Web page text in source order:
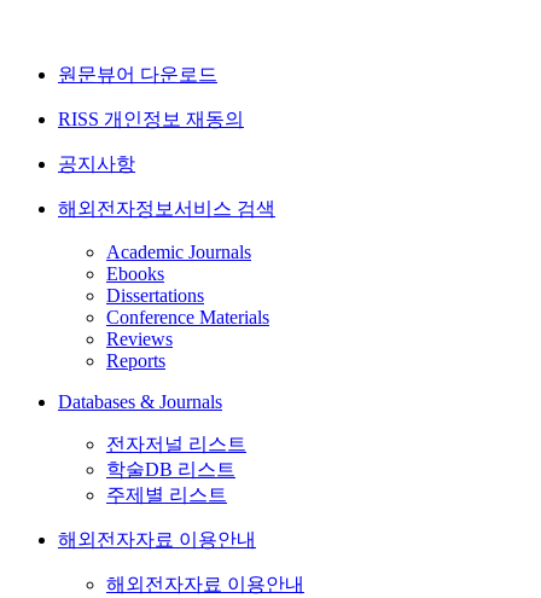
원문뷰어 다운로드
RISS 개인정보 재동의
공지사항
해외전자정보서비스 검색
Academic Journals
Ebooks
Dissertations
Conference Materials
Reviews
Reports
Databases & Journals
전자저널 리스트
학술DB 리스트
주제별 리스트
해외전자자료 이용안내
해외전자자료 이용안내